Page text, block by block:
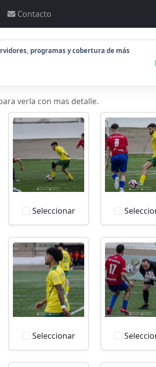
Contacto
programas y cobertura de más
verla con mas detalle.
Seleccionar
Seleccionar